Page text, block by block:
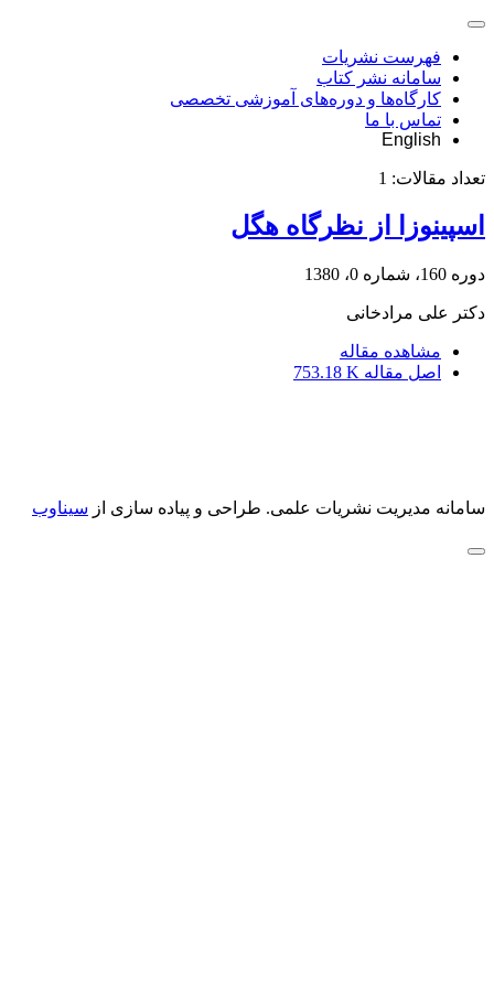
فهرست نشریات
سامانه نشر کتاب
کارگاه‌ها و دوره‌های آموزشی تخصصی
تماس با ما
English
تعداد مقالات: 1
اسپینوزا از نظرگاه هگل
دوره 160، شماره 0، 1380
دکتر علی مرادخانی
مشاهده مقاله
اصل مقاله 753.18 K
سامانه مدیریت نشریات علمی. طراحی و پیاده سازی از سیناوب